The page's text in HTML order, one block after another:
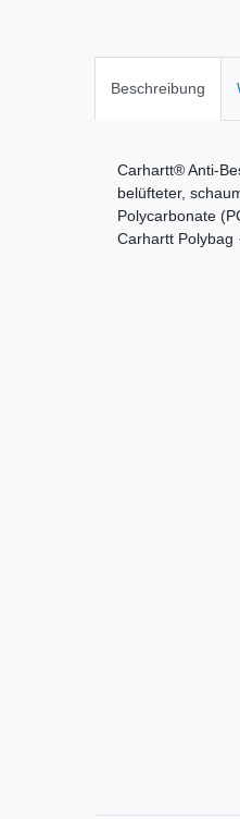
Beschreibung
Carhartt® Anti-
belüfteter,
Polycarbonate
Carhartt Polybag